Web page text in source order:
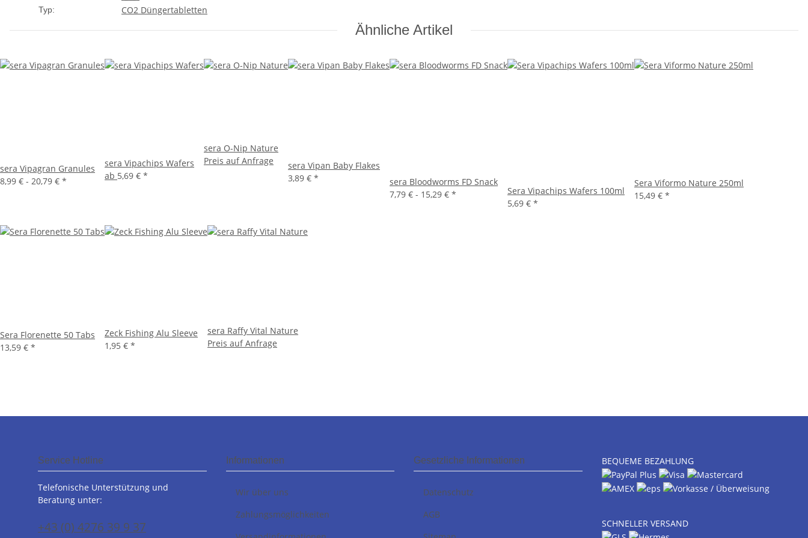
Typ: CO2 Düngertabletten
Ähnliche Artikel
sera Vipagran Granules
8,99 € - 20,79 € *
sera Vipachips Wafers
ab 5,69 € *
sera O-Nip Nature
Preis auf Anfrage
sera Vipan Baby Flakes
3,89 € *
sera Bloodworms FD Snack
7,79 € - 15,29 € *
Sera Vipachips Wafers 100ml
5,69 € *
Sera Viformo Nature 250ml
15,49 € *
Sera Florenette 50 Tabs
13,59 € *
Zeck Fishing Alu Sleeve
1,95 € *
sera Raffy Vital Nature
Preis auf Anfrage
Service Hotline
Telefonische Unterstützung und
Beratung unter:
+43 (0) 4276 39 9 37
Informationen
Wir über uns
Zahlungsmöglichkeiten
Gesetzliche Informationen
Datenschutz
AGB
BEQUEME BEZAHLUNG
SCHNELLER VERSAND